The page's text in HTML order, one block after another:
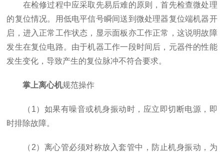
在检修过程中应采取先易后难的原则，首先检查微处理
的复位情况。用低电平信号瞬间送到微处理器复位端机器开
启，进入正常工作状态，显示面板亦工作正常，这说明故障
发生在复位电路。由于机器工作一段时间后，元器件的性能
发生变化，导致产生的复位脉冲不符合要求。
掌上离心机规范操作
（1）如果有噪音或机身振动时，应立即切断电源，即
时排除故障。
（2）离心管必须对称放入套管中，防止机身振动，为